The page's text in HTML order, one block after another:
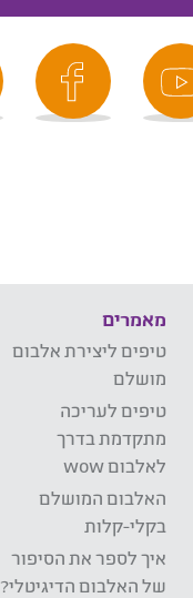
מאמרים
טיפים ליצירת אלבום
מושלם
טיפים לעריכה
מתקדמת בדרך
לאלבום wow
האלבום המושלם
בקלי-קלות
איך לספר את הסיפור
של האלבום הדיגיטלי?